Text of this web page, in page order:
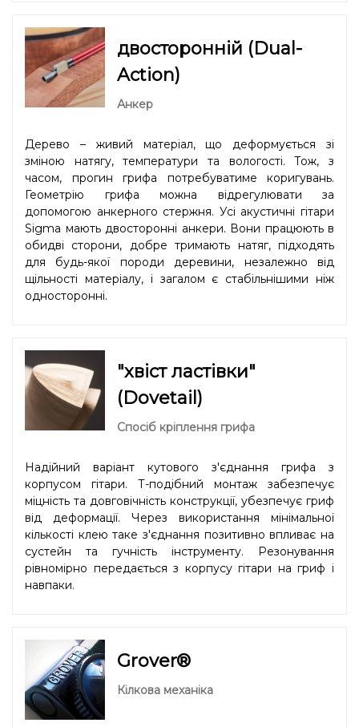
двосторонній (Dual-
Action)
Анкер
Дерево – живий матеріал, що деформується зі
зміною натягу, температури та вологості. Тож, з
часом, прогин грифа потребуватиме коригувань.
Геометрію грифа можна відрегулювати за
допомогою анкерного стержня. Усі акустичні гітари
Sigma мають двосторонні анкери. Вони працюють в
обидві сторони, добре тримають натяг, підходять
для будь-якої породи деревини, незалежно від
щільності матеріалу, і загалом є стабільнішими ніж
односторонні.
"хвіст ластівки"
(Dovetail)
Спосіб кріплення грифа
Надійний варіант кутового з'єднання грифа з
корпусом гітари. Т-подібний монтаж забезпечує
міцність та довговічність конструкції, убезпечує гриф
від деформації. Через використання мінімальної
кількості клею таке з'єднання позитивно впливає на
сустейн та гучність інструменту. Резонування
рівномірно передається з корпусу гітари на гриф і
навпаки.
Grover®
Кілкова механіка